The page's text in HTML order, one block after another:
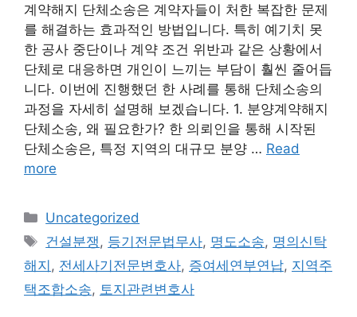
계약해지 단체소송은 계약자들이 처한 복잡한 문제
를 해결하는 효과적인 방법입니다. 특히 예기치 못
한 공사 중단이나 계약 조건 위반과 같은 상황에서
단체로 대응하면 개인이 느끼는 부담이 훨씬 줄어듭
니다. 이번에 진행했던 한 사례를 통해 단체소송의
과정을 자세히 설명해 보겠습니다. 1. 분양계약해지
단체소송, 왜 필요한가? 한 의뢰인을 통해 시작된
단체소송은, 특정 지역의 대규모 분양 … Read
more
Categories
Uncategorized
Tags
건설분쟁 , 등기전문법무사, 명도소송, 명의신탁
해지 , 전세사기전문변호사, 증여세연부연납, 지역주
택조합소송, 토지관련변호사